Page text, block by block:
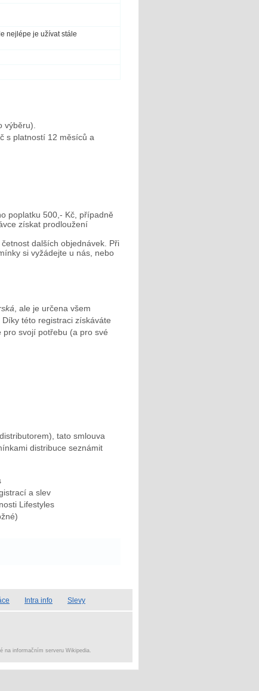
nejlépe je užívat stále
výběru).
s platností 12 měsíců a
poplatku 500,- Kč, případně
získat prodloužení
dalších objednávek. Při
si vyžádejte u nás, nebo
, ale je určena všem
této registraci získáváte
pro svojí potřebu (a pro své
tato smlouva
distribuce seznámit
a slev
Lifestyles
Intra info Slevy
na informačním serveru Wikipedia.